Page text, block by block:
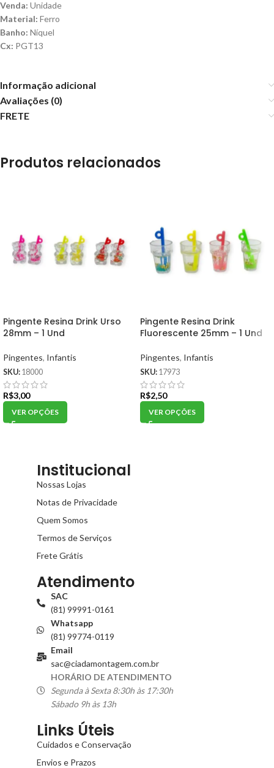
Venda: Unidade
Material: Ferro
Banho: Níquel
Cx: PGT13
Informação adicional
Avaliações (0)
FRETE
Produtos relacionados
Pingente Resina Drink Urso
28mm – 1 Und
Pingentes, Infantis
SKU: 18000
R$3,00
VER OPÇÕES
Pingente Resina Drink
Fluorescente 25mm – 1 Und
Pingentes, Infantis
SKU: 17973
R$2,50
VER OPÇÕES
Institucional
Nossas Lojas
Notas de Privacidade
Quem Somos
Termos de Serviços
Frete Grátis
Atendimento
SAC
(81) 99991-0161
Whatsapp
(81) 99774-0119
Email
sac@ciadamontagem.com.br
HORÁRIO DE ATENDIMENTO
Segunda à Sexta 8:30h às 17:30h
Sábado 9h às 13h
Links Úteis
Cuidados e Conservação
Envios e Prazos